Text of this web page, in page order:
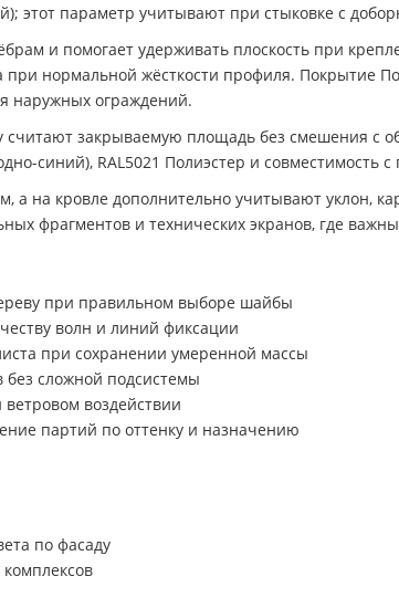
этот параметр учитывают при стыковке с
и помогает удерживать плоскость при
нормальной жёсткости профиля. Покрытие
наружных ограждений.
считают закрываемую площадь без смешения с
синий), RAL5021 Полиэстер и совместимость
а на кровле дополнительно учитывают уклон,
фрагментов и технических экранов, где
при правильном выборе шайбы
волн и линий фиксации
при сохранении умеренной массы
без сложной подсистемы
воздействии
партий по оттенку и назначению
по фасаду